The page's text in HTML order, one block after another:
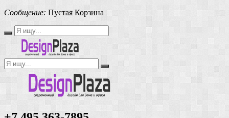
Сообщение: Пустая Корзина